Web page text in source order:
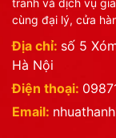
tranh và dịch vụ
cùng đại lý, cửa
Địa chỉ: số 5
Hà Nội
Điện thoại:
Email: